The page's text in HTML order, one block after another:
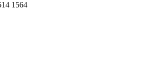
1564